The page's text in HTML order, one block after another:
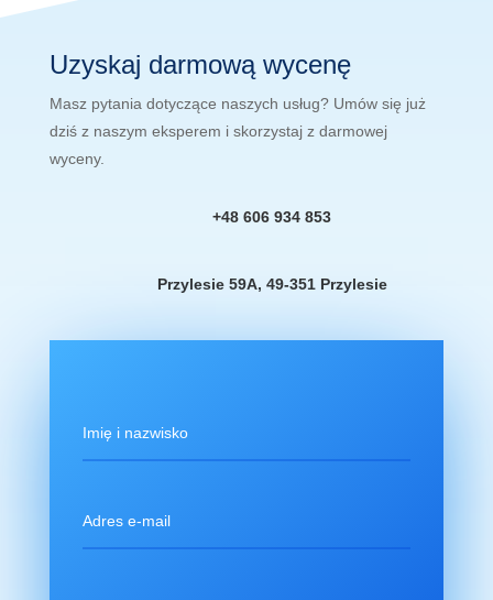
Uzyskaj darmową wycenę
Masz pytania dotyczące naszych usług? Umów się już
dziś z naszym eksperem i skorzystaj z darmowej
wyceny.
+48 606 934 853
Przylesie 59A, 49-351 Przylesie